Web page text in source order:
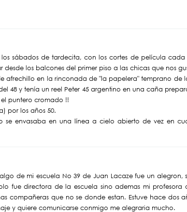
sábados de tardecita, con los cortes de película cada
los balcones del primer piso a las chicas que nos
afrechillo en la rinconada de "la papelera" temprano de
48 y tenía un reel Peter 45 argentino en una caña
puntero cromado !!
por los años 50.
envasaba en una línea a cielo abierto de vez en
de mi escuela No 39 de Juan Lacaze fue un alegron,
fue directora de la escuela sino ademas mi profesora
compañeras que no se donde estan. Estuve hace dos
y quiere comunicarse conmigo me alegraria mucho.